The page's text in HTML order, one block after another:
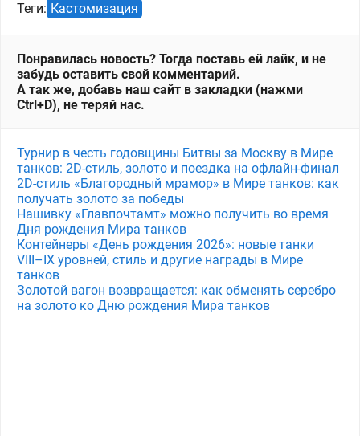
Теги: Кастомизация
Понравилась новость? Тогда поставь ей лайк, и не
забудь оставить свой комментарий.
А так же, добавь наш сайт в закладки (нажми
Ctrl+D), не теряй нас.
Турнир в честь годовщины Битвы за Москву в Мире
танков: 2D-стиль, золото и поездка на офлайн-финал
2D-стиль «Благородный мрамор» в Мире танков: как
получать золото за победы
Нашивку «Главпочтамт» можно получить во время
Дня рождения Мира танков
Контейнеры «День рождения 2026»: новые танки
VIII–IX уровней, стиль и другие награды в Мире
танков
Золотой вагон возвращается: как обменять серебро
на золото ко Дню рождения Мира танков